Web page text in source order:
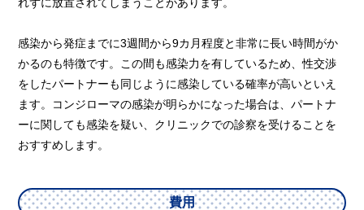
感染から発症までに3週間から9カ月程度と非常に長い時間がか
かるのも特徴です。この間も感染力を有しているため、性交渉
をしたパートナーも同じように感染している確率が高いといえ
ます。コンジローマの感染が明らかになった場合は、パートナ
ーに関しても感染を疑い、クリニックでの診察を受けることを
おすすめします。
費用